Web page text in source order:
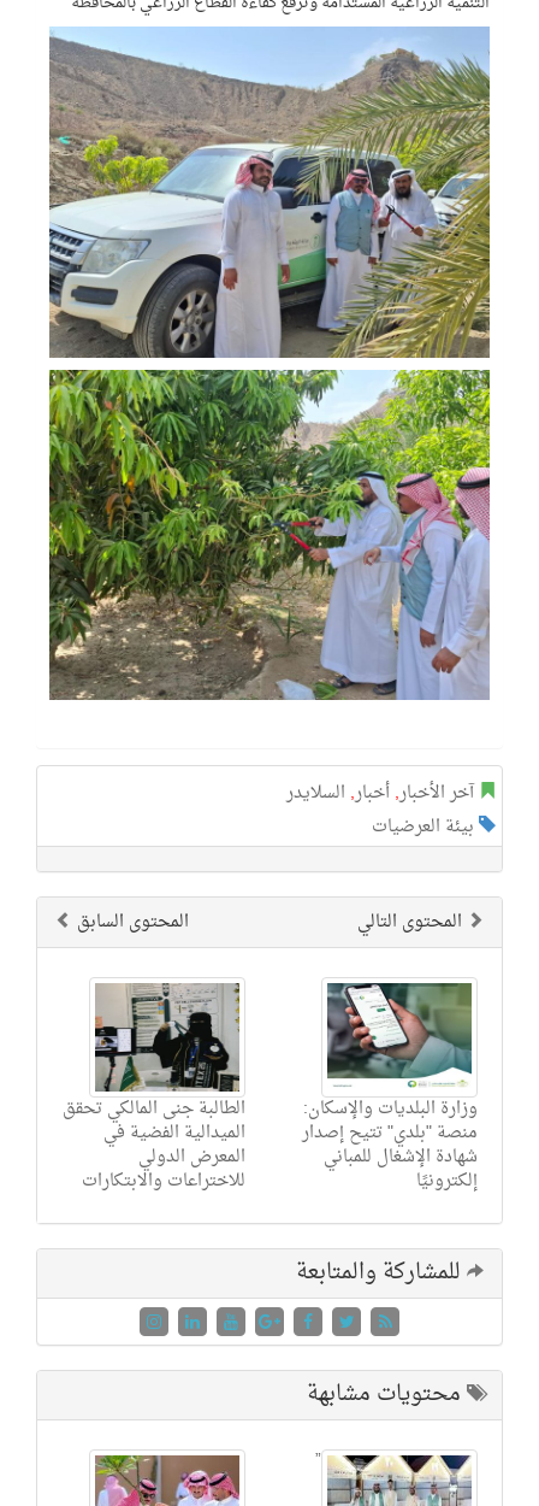
آخر الأخبار,أخبار, السلايدر
بيئة العرضيات
المحتوى السابق المحتوى التالي
الطالبة جنى المالكي تحقق
الميدالية الفضية في
المعرض الدولي
للاختراعات والابتكارات
وزارة البلديات والإسكان:
منصة "بلدي" تتيح إصدار
شهادة الإشغال للمباني
إلكترونيًا
للمشاركة والمتابعة
محتويات مشابهة
”